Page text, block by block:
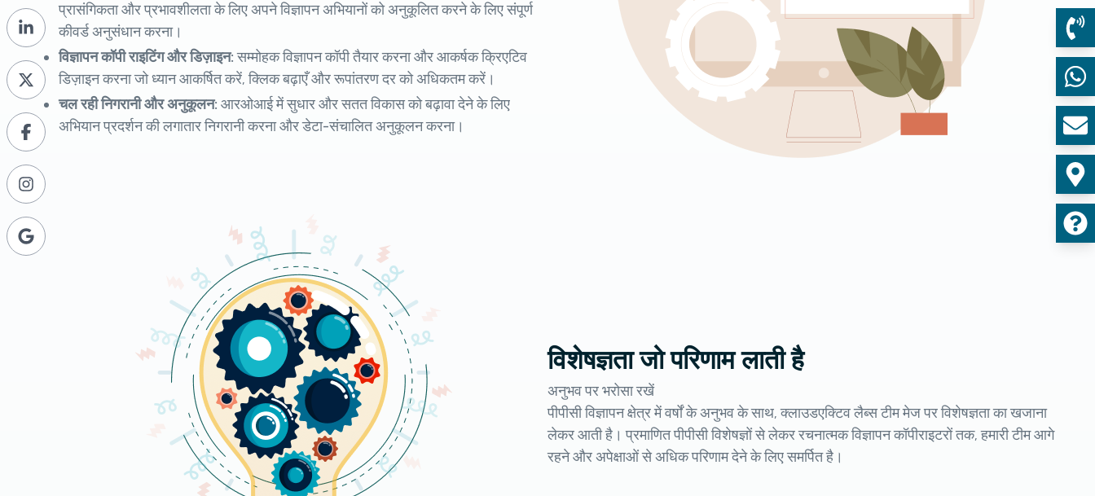
प्रासंगिकता और प्रभावशीलता के लिए अपने विज्ञापन अभियानों को अनुकूलित करने के लिए संपूर्ण
कीवर्ड अनुसंधान करना।
विज्ञापन कॉपी राइटिंग और डिज़ाइन:सम्मोहक विज्ञापन कॉपी तैयार करना और आकर्षक क्रिएटिव
डिज़ाइन करना जो ध्यान आकर्षित करें, क्लिक बढ़ाएँ और रूपांतरण दर को अधिकतम करें।
चल रही निगरानी और अनुकूलन: आरओआई में सुधार और सतत विकास को बढ़ावा देने के लिए
अभियान प्रदर्शन की लगातार निगरानी करना और डेटा-संचालित अनुकूलन करना।
विशेषज्ञता जो परिणाम लाती है
अनुभव पर भरोसा रखें
पीपीसी विज्ञापन क्षेत्र में वर्षों के अनुभव के साथ, क्लाउडएक्टिव लैब्स टीम मेज पर विशेषज्ञता का खजाना
लेकर आती है। प्रमाणित पीपीसी विशेषज्ञों से लेकर रचनात्मक विज्ञापन कॉपीराइटरों तक, हमारी टीम आगे
रहने और अपेक्षाओं से अधिक परिणाम देने के लिए समर्पित है।